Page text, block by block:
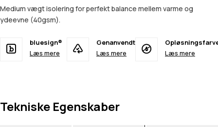
Medium vægt isolering for perfekt balance mellem varme og
ydeevne (40gsm).
bluesign®
Læs mere
Genanvendt
Læs mere
Læs mere
Tekniske Egenskaber